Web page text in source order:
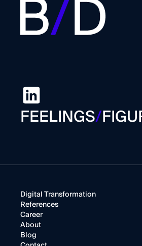
FEELINGS/
Digital Transformation
References
Career
About
Blog